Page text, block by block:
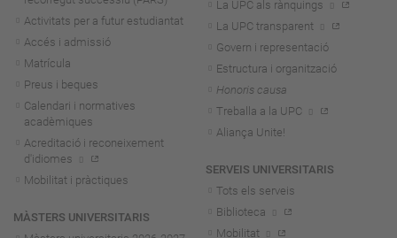
Activitats per a futur estudiantat
Accés i admissió
Matrícula
Preus i beques
Calendari i normatives
acadèmiques
Acreditació i reconeixement
d'idiomes
Mobilitat i pràctiques
MÀSTERS UNIVERSITARIS
La UPC als rànquings
La UPC transparent
Govern i representació
Estructura i organització
Honoris causa
Treballa a la UPC
Aliança Unite!
SERVEIS UNIVERSITARIS
Tots els serveis
Biblioteca
Mobilitat